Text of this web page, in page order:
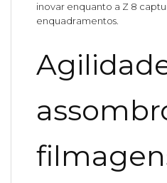
inovar enquanto a Z 8
enquadramentos.